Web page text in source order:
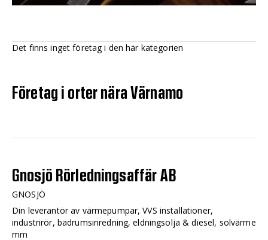
Det finns inget företag i den här kategorien
Företag i orter nära Värnamo
Gnosjö Rörledningsaffär AB
GNOSJÖ
Din leverantör av värmepumpar, VVS installationer,
industrirör, badrumsinredning, eldningsolja & diesel, solvärme
mm